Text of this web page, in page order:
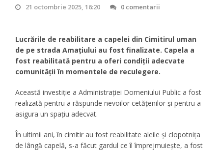
21 octombrie 2025, 16:20 0 comentarii
Lucrările de reabilitare a capelei din Cimitirul uman
de pe strada Amațiului au fost finalizate. Capela a
fost reabilitată pentru a oferi condiții adecvate
comunității în momentele de reculegere.
Această investiție a Administrației Domeniului Public a fost
realizată pentru a răspunde nevoilor cetățenilor și pentru a
asigura un spațiu adecvat.
În ultimii ani, în cimitir au fost reabilitate aleile și clopotnița
de lângă capelă, s-a făcut gardul ce îl împrejmuiește, a fost